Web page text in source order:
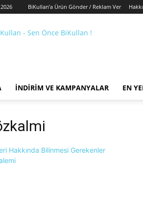
BiKullan’a Ürün Gönder / Reklam Ver
BiKullan
İNDIRIM VE KAMPANYALAR EN